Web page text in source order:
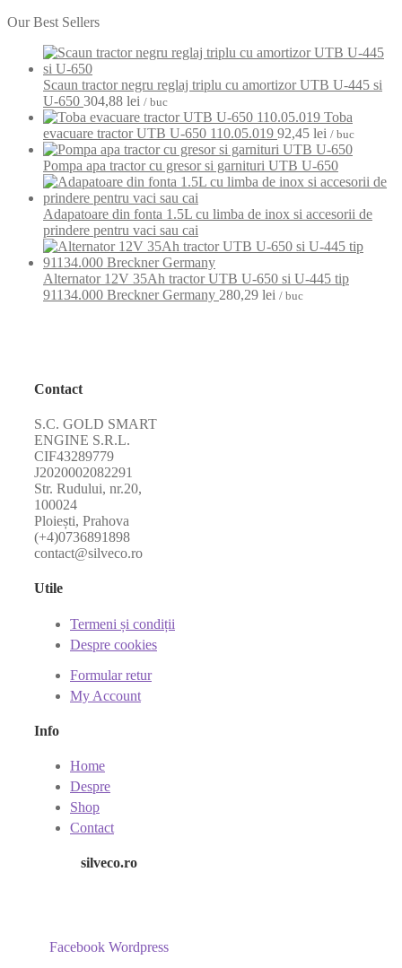
Our Best Sellers
Scaun tractor negru reglaj triplu cu amortizor UTB U-445 si
U-650 304,88 lei / buc
Toba
evacuare tractor UTB U-650 110.05.019 92,45 lei / buc
Pompa apa tractor cu gresor si garnituri UTB U-650
Adapatoare din fonta 1.5L cu limba de inox si accesorii de
prindere pentru vaci sau cai
Alternator 12V 35Ah tractor UTB U-650 si U-445 tip
91134.000 Breckner Germany 280,29 lei / buc
Contact
S.C. GOLD SMART
ENGINE S.R.L.
CIF43289779
J2020002082291
Str. Rudului, nr.20,
100024
Ploiești, Prahova
(+4)0736891898
contact@silveco.ro
Utile
Termeni și condiții
Despre cookies
Formular retur
My Account
Info
Home
Despre
Shop
Contact
silveco.ro
Facebook Wordpress